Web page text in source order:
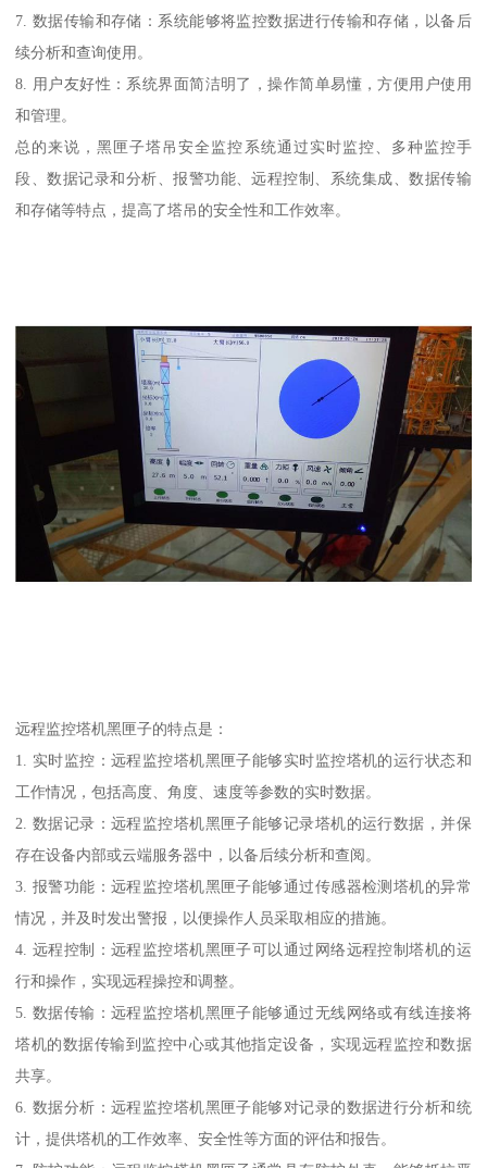
7. 数据传输和存储：系统能够将监控数据进行传输和存储，以备后
续分析和查询使用。
8. 用户友好性：系统界面简洁明了，操作简单易懂，方便用户使用
和管理。
总的来说，黑匣子塔吊安全监控系统通过实时监控、多种监控手
段、数据记录和分析、报警功能、远程控制、系统集成、数据传输
和存储等特点，提高了塔吊的安全性和工作效率。
远程监控塔机黑匣子的特点是：
1. 实时监控：远程监控塔机黑匣子能够实时监控塔机的运行状态和
工作情况，包括高度、角度、速度等参数的实时数据。
2. 数据记录：远程监控塔机黑匣子能够记录塔机的运行数据，并保
存在设备内部或云端服务器中，以备后续分析和查阅。
3. 报警功能：远程监控塔机黑匣子能够通过传感器检测塔机的异常
情况，并及时发出警报，以便操作人员采取相应的措施。
4. 远程控制：远程监控塔机黑匣子可以通过网络远程控制塔机的运
行和操作，实现远程操控和调整。
5. 数据传输：远程监控塔机黑匣子能够通过无线网络或有线连接将
塔机的数据传输到监控中心或其他指定设备，实现远程监控和数据
共享。
6. 数据分析：远程监控塔机黑匣子能够对记录的数据进行分析和统
计，提供塔机的工作效率、安全性等方面的评估和报告。